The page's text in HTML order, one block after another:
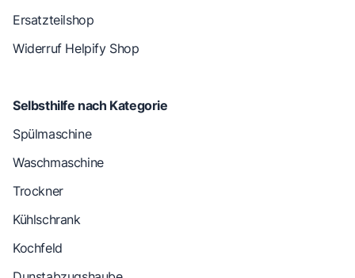
Ersatzteilshop
Widerruf Helpify Shop
Selbsthilfe nach Kategorie
Spülmaschine
Waschmaschine
Trockner
Kühlschrank
Kochfeld